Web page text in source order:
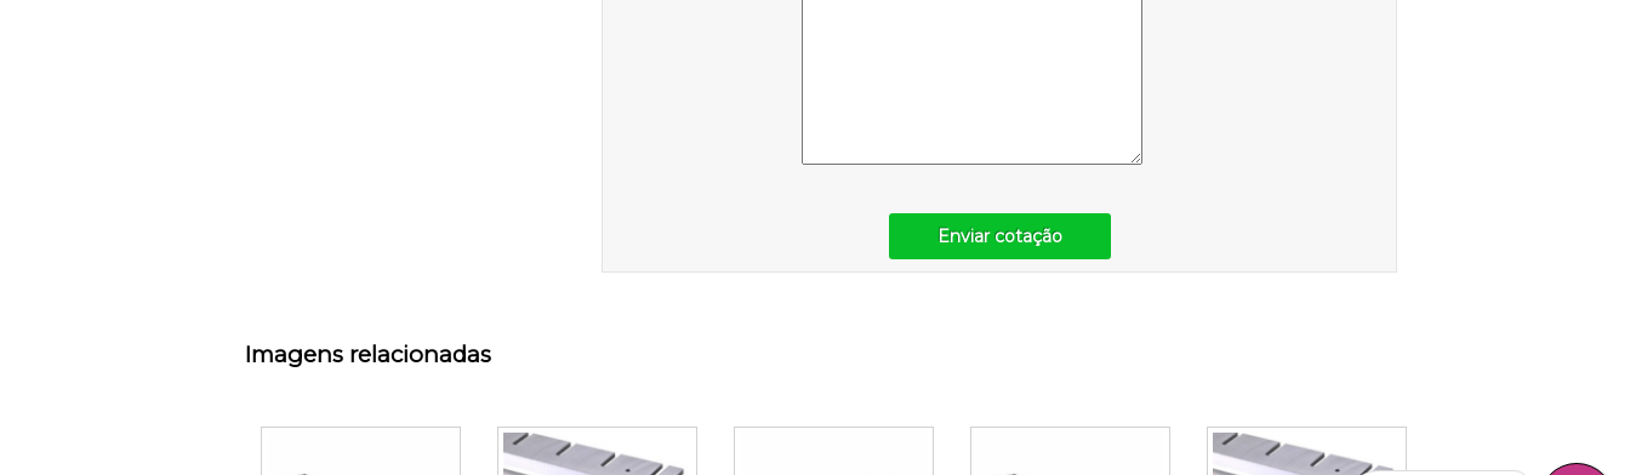
Enviar cotação
Imagens relacionadas